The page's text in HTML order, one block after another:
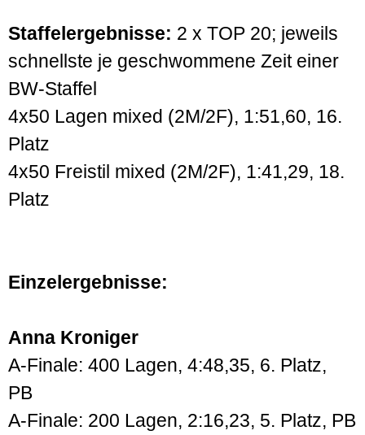
Staffelergebnisse: 2 x TOP 20; jeweils
schnellste je geschwommene Zeit einer
BW-Staffel
4x50 Lagen mixed (2M/2F), 1:51,60, 16.
Platz
4x50 Freistil mixed (2M/2F), 1:41,29, 18.
Platz
Einzelergebnisse:
Anna Kroniger
A-Finale: 400 Lagen, 4:48,35, 6. Platz,
PB
A-Finale: 200 Lagen, 2:16,23, 5. Platz, PB